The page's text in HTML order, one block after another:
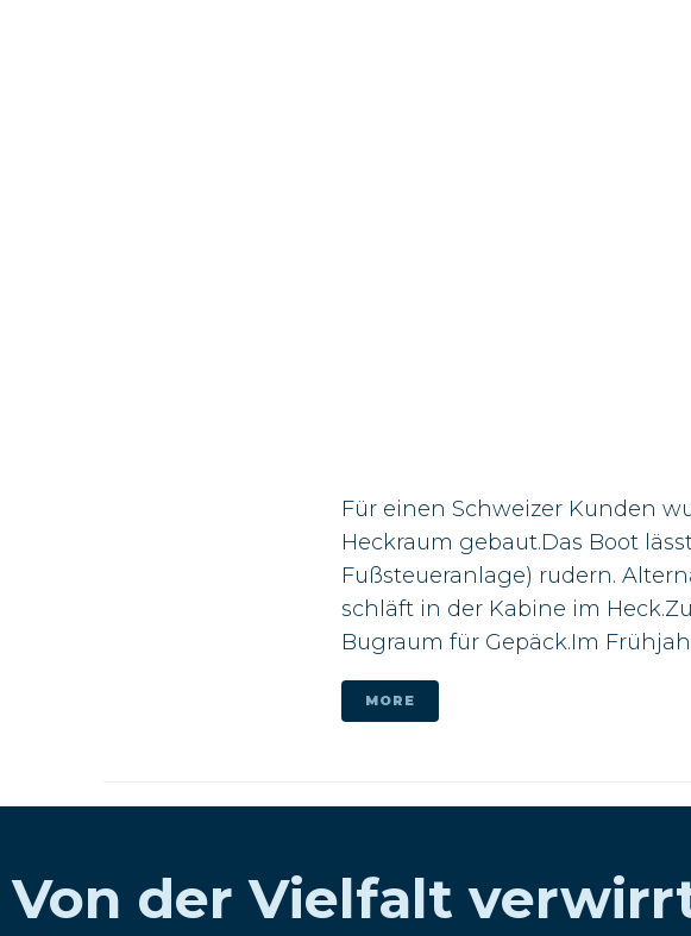
Für einen Schweizer Kunden
Heckraum gebaut.Das Boot
Fußsteueranlage) rudern.
schläft in der Kabine im
Bugraum für Gepäck.Im
MORE
Von der Vielfalt